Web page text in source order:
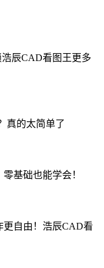
辰CAD看图王更多
真的太简单了
基础也能学会！
自由！浩辰CAD看